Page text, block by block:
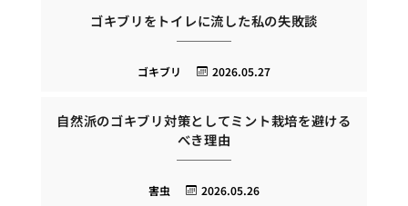
ゴキブリをトイレに流した私の失敗談
2026.05.27
ゴキブリ
自然派のゴキブリ対策としてミント栽培を避ける
べき理由
2026.05.26
害虫